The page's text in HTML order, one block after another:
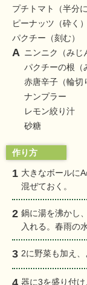
プチトマト（半分
ピーナッツ（砕く）
パクチー（刻む）
A ニンニク（みじ
パクチーの根（
赤唐辛子（輪切
ナンプラー
レモン絞り汁
砂糖
作り方
1 大きなボールに
混ぜておく。
2 鍋に湯を沸かし
入れる。春雨の
3 2に野菜も加え、
器に3を盛り付け